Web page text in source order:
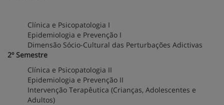
Clínica e Psicopatologia I
Epidemiologia e Prevenção I
Dimensão Sócio-Cultural das Perturbações Adictivas
2º Semestre
Clínica e Psicopatologia II
Epidemiologia e Prevenção II
Intervenção Terapêutica (Crianças, Adolescentes e
Adultos)